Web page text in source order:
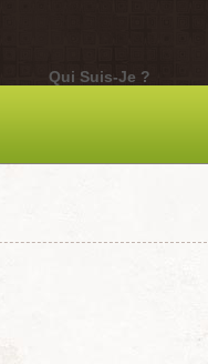
Qui Suis-Je ?